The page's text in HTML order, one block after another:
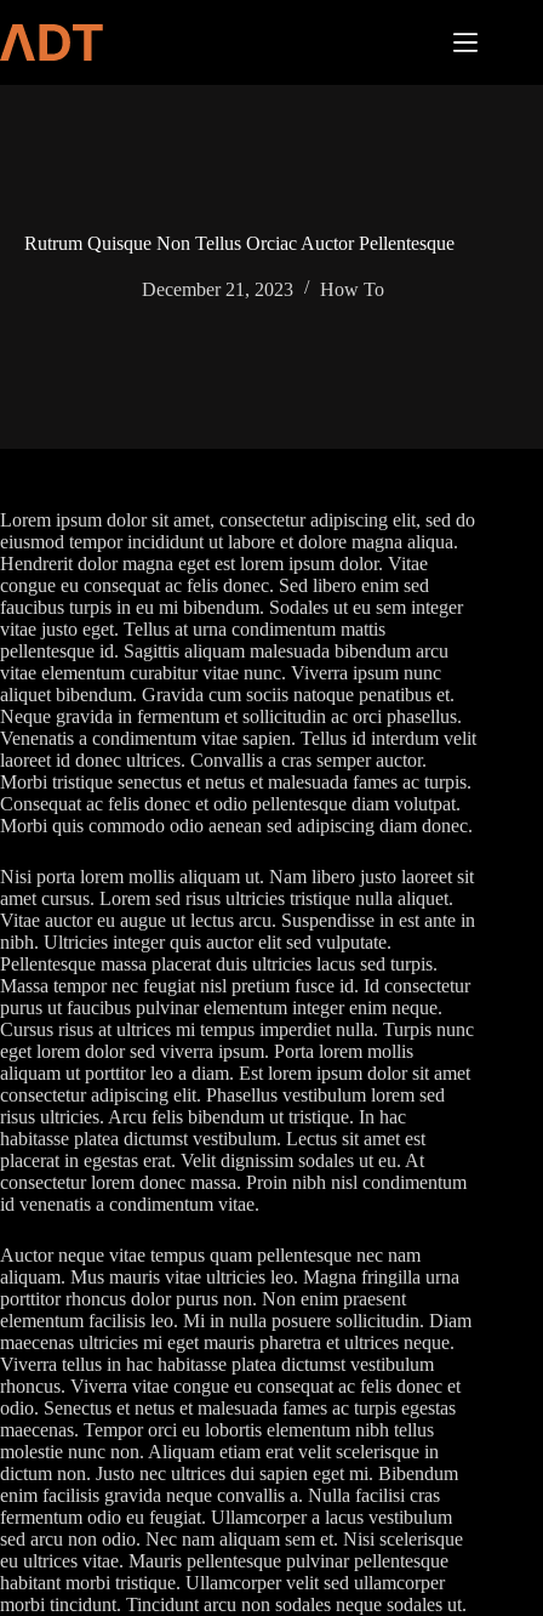
to
content
Rutrum Quisque Non Tellus Orciac Auctor Pellentesque
December 21, 2023 How To
Lorem ipsum dolor sit amet, consectetur adipiscing elit, sed do
eiusmod tempor incididunt ut labore et dolore magna aliqua.
Hendrerit dolor magna eget est lorem ipsum dolor. Vitae
congue eu consequat ac felis donec. Sed libero enim sed
faucibus turpis in eu mi bibendum. Sodales ut eu sem integer
vitae justo eget. Tellus at urna condimentum mattis
pellentesque id. Sagittis aliquam malesuada bibendum arcu
vitae elementum curabitur vitae nunc. Viverra ipsum nunc
aliquet bibendum. Gravida cum sociis natoque penatibus et.
Neque gravida in fermentum et sollicitudin ac orci phasellus.
Venenatis a condimentum vitae sapien. Tellus id interdum velit
laoreet id donec ultrices. Convallis a cras semper auctor.
Morbi tristique senectus et netus et malesuada fames ac turpis.
Consequat ac felis donec et odio pellentesque diam volutpat.
Morbi quis commodo odio aenean sed adipiscing diam donec.
Nisi porta lorem mollis aliquam ut. Nam libero justo laoreet sit
amet cursus. Lorem sed risus ultricies tristique nulla aliquet.
Vitae auctor eu augue ut lectus arcu. Suspendisse in est ante in
nibh. Ultricies integer quis auctor elit sed vulputate.
Pellentesque massa placerat duis ultricies lacus sed turpis.
Massa tempor nec feugiat nisl pretium fusce id. Id consectetur
purus ut faucibus pulvinar elementum integer enim neque.
Cursus risus at ultrices mi tempus imperdiet nulla. Turpis nunc
eget lorem dolor sed viverra ipsum. Porta lorem mollis
aliquam ut porttitor leo a diam. Est lorem ipsum dolor sit amet
consectetur adipiscing elit. Phasellus vestibulum lorem sed
risus ultricies. Arcu felis bibendum ut tristique. In hac
habitasse platea dictumst vestibulum. Lectus sit amet est
placerat in egestas erat. Velit dignissim sodales ut eu. At
consectetur lorem donec massa. Proin nibh nisl condimentum
id venenatis a condimentum vitae.
Auctor neque vitae tempus quam pellentesque nec nam
aliquam. Mus mauris vitae ultricies leo. Magna fringilla urna
porttitor rhoncus dolor purus non. Non enim praesent
elementum facilisis leo. Mi in nulla posuere sollicitudin. Diam
maecenas ultricies mi eget mauris pharetra et ultrices neque.
Viverra tellus in hac habitasse platea dictumst vestibulum
rhoncus. Viverra vitae congue eu consequat ac felis donec et
odio. Senectus et netus et malesuada fames ac turpis egestas
maecenas. Tempor orci eu lobortis elementum nibh tellus
molestie nunc non. Aliquam etiam erat velit scelerisque in
dictum non. Justo nec ultrices dui sapien eget mi. Bibendum
enim facilisis gravida neque convallis a. Nulla facilisi cras
fermentum odio eu feugiat. Ullamcorper a lacus vestibulum
sed arcu non odio. Nec nam aliquam sem et. Nisi scelerisque
eu ultrices vitae. Mauris pellentesque pulvinar pellentesque
habitant morbi tristique. Ullamcorper velit sed ullamcorper
morbi tincidunt. Tincidunt arcu non sodales neque sodales ut.